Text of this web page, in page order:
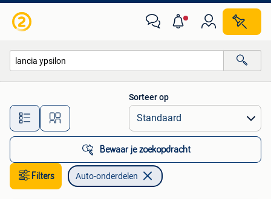
Alle afstanden…
Sorteer op
Bewaar je zoekopdracht
Filters Auto-onderdelen